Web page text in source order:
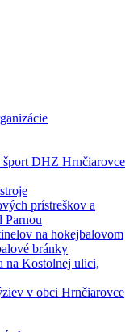
šport DHZ Hrnčiarovce
prístreškov a
Parnou
na hokejbalovom
bránky
na Kostolnej ulici,
v obci Hrnčiarovce